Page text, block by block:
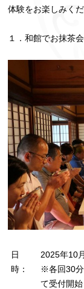
体験をお楽しみくだ
１．和館でお抹茶会
日
時：
2025年10
※各回30分
て受付開始